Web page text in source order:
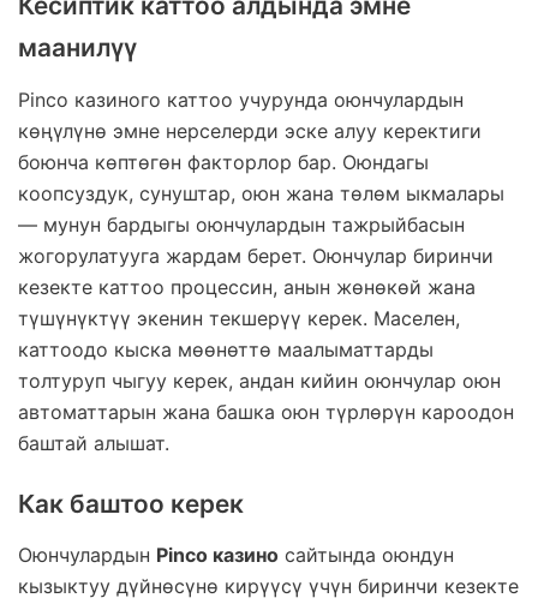
маанилүү
Pinco казиного каттоо учурунда оюнчулардын
көңүлүнө эмне нерселерди эске алуу керектиги
боюнча көптөгөн факторлор бар. Оюндагы
коопсуздук, сунуштар, оюн жана төлөм ыкмалары
— мунун бардыгы оюнчулардын тажрыйбасын
жогорулатууга жардам берет. Оюнчулар биринчи
кезекте каттоо процессин, анын жөнөкөй жана
түшүнүктүү экенин текшерүү керек. Маселен,
каттоодо кыска мөөнөттө маалыматтарды
толтуруп чыгуу керек, андан кийин оюнчулар оюн
автоматтарын жана башка оюн түрлөрүн кароодон
баштай алышат.
Как баштоо керек
Оюнчулардын Pinco казино сайтында оюндун
кызыктуу дүйнөсүнө кирүүсү үчүн биринчи кезекте